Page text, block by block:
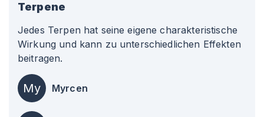
Terpene
Jedes Terpen hat seine eigene charakteristische
Wirkung und kann zu unterschiedlichen Effekten
beitragen.
My Myrcen